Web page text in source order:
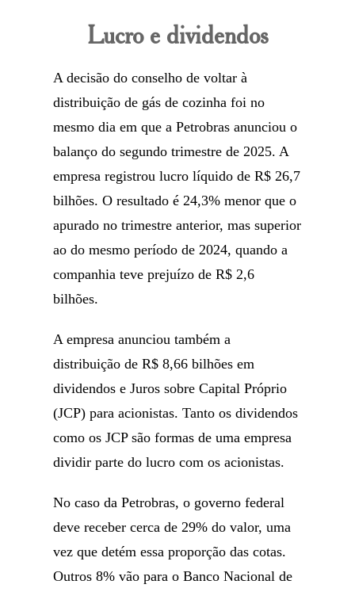
Lucro e dividendos
A decisão do conselho de voltar à
distribuição de gás de cozinha foi no
mesmo dia em que a Petrobras anunciou o
balanço do segundo trimestre de 2025. A
empresa registrou lucro líquido de R$ 26,7
bilhões. O resultado é 24,3% menor que o
apurado no trimestre anterior, mas superior
ao do mesmo período de 2024, quando a
companhia teve prejuízo de R$ 2,6
bilhões.
A empresa anunciou também a
distribuição de R$ 8,66 bilhões em
dividendos e Juros sobre Capital Próprio
(JCP) para acionistas. Tanto os dividendos
como os JCP são formas de uma empresa
dividir parte do lucro com os acionistas.
No caso da Petrobras, o governo federal
deve receber cerca de 29% do valor, uma
vez que detém essa proporção das cotas.
Outros 8% vão para o Banco Nacional de